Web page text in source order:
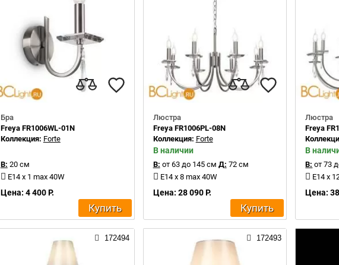
Бра
Freya FR1006WL-01N
Коллекция: Forte
В: 20 см
E14 x 1 max 40W
Цена: 4 400 Р.
Купить
Люстра
Freya FR1006PL-08N
Коллекция: Forte
В наличии
В: от 63 до 145 см Д: 72 см
E14 x 8 max 40W
Цена: 28 090 Р.
Купить
Люстра
Freya
В
В: от 73
E14 x
Цена:
172494 172493